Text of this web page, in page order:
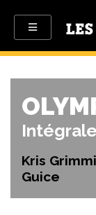
Kris
Guice